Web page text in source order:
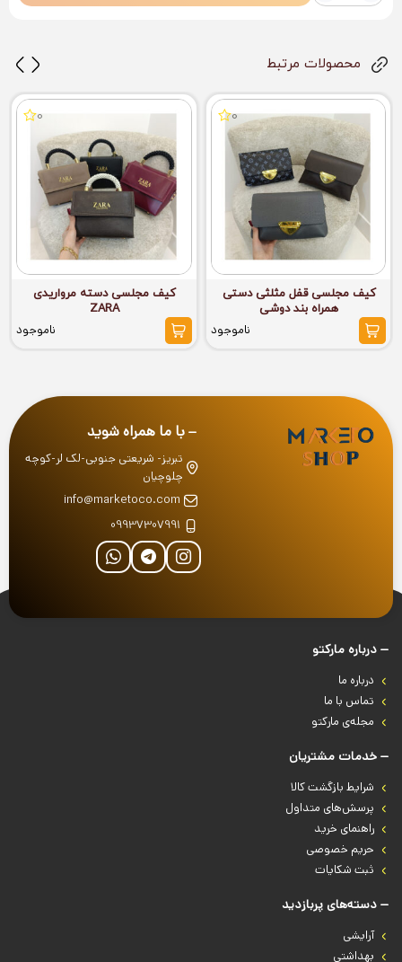
محصولات مرتبط
0
کیف مجلسی قفل مثلثی دستی
همراه بند دوشی
ناموجود
0
کیف مجلسی دسته مرواریدی
ZARA
ناموجود
با ما همراه شوید
تبریز- شریعتی جنوبی-لک لر-کوچه
چلوچیان
info@marketoco.com
09937307991
درباره‌ مارکتو
درباره‌ ما
تماس با ما
مجله‌ی مارکتو
خدمات مشتریان
شرایط بازگشت کالا
پرسش‌های متداول
راهنمای خرید
حریم خصوصی
ثبت شکایات
دسته‌های پربازدید
آرایشی
بهداشتی